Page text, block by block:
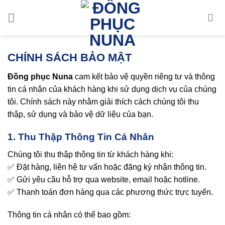
CHÍNH SÁCH BẢO MẬT
Đồng phục Nuna cam kết bảo vệ quyền riêng tư và thông
tin cá nhân của khách hàng khi sử dụng dịch vụ của chúng
tôi. Chính sách này nhằm giải thích cách chúng tôi thu
thập, sử dụng và bảo vệ dữ liệu của bạn.
1. Thu Thập Thông Tin Cá Nhân
Chúng tôi thu thập thông tin từ khách hàng khi:
✅ Đặt hàng, liên hệ tư vấn hoặc đăng ký nhận thông tin.
✅ Gửi yêu cầu hỗ trợ qua website, email hoặc hotline.
✅ Thanh toán đơn hàng qua các phương thức trực tuyến.
Thông tin cá nhân có thể bao gồm: